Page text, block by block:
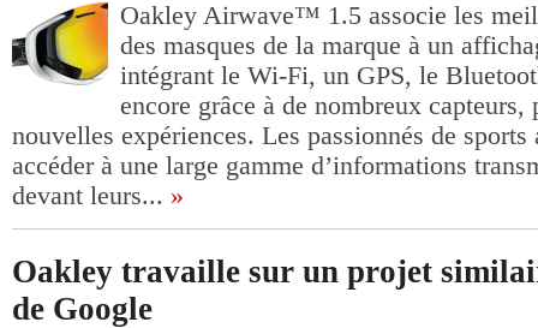
Oakley Airwave™ 1.5 associe les
des masques de la marque à un
intégrant le Wi-Fi, un GPS, le
encore grâce à de nombreux
nouvelles expériences. Les passionnés de
accéder à une large gamme d’informations
devant leurs... »
Oakley travaille sur un projet
de Google